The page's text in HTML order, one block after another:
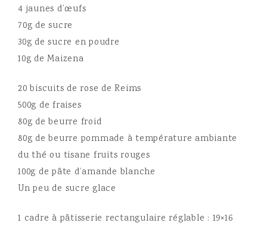
4 jaunes d’œufs
70g de sucre
30g de sucre en poudre
10g de Maizena
20 biscuits de rose de Reims
500g de fraises
80g de beurre froid
80g de beurre pommade à température ambiante
du thé ou tisane fruits rouges
100g de pâte d’amande blanche
Un peu de sucre glace
1 cadre à pâtisserie rectangulaire réglable : 19×16